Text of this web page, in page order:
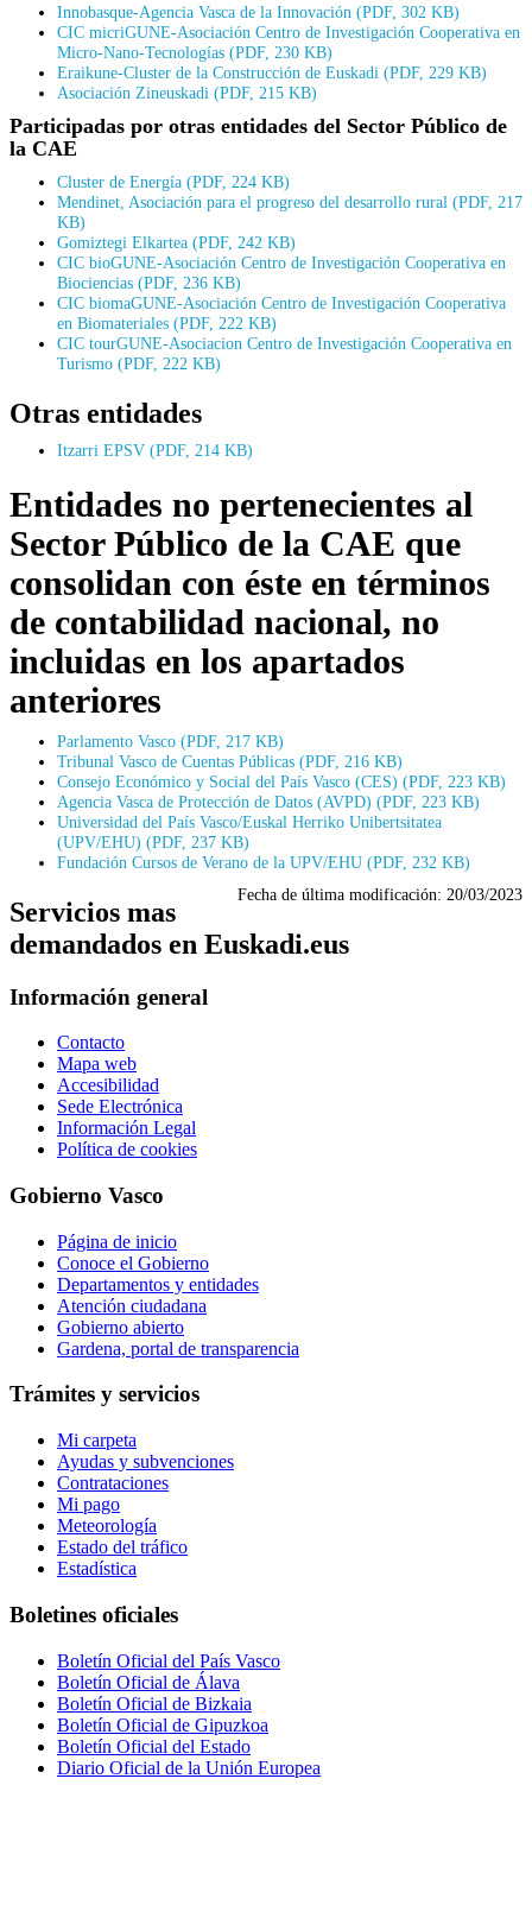
Innobasque-Agencia Vasca de la Innovación (PDF, 302 KB)
CIC micriGUNE-Asociación Centro de Investigación Cooperativa en
Micro-Nano-Tecnologías (PDF, 230 KB)
Eraikune-Cluster de la Construcción de Euskadi (PDF, 229 KB)
Asociación Zineuskadi (PDF, 215 KB)
Participadas por otras entidades del Sector Público de
la CAE
Cluster de Energía (PDF, 224 KB)
Mendinet, Asociación para el progreso del desarrollo rural (PDF, 217
KB)
Gomiztegi Elkartea (PDF, 242 KB)
CIC bioGUNE-Asociación Centro de Investigación Cooperativa en
Biociencias (PDF, 236 KB)
CIC biomaGUNE-Asociación Centro de Investigación Cooperativa
en Biomateriales (PDF, 222 KB)
CIC tourGUNE-Asociacion Centro de Investigación Cooperativa en
Turismo (PDF, 222 KB)
Otras entidades
Itzarri EPSV (PDF, 214 KB)
Entidades no pertenecientes al
Sector Público de la CAE que
consolidan con éste en términos
de contabilidad nacional, no
incluidas en los apartados
anteriores
Parlamento Vasco (PDF, 217 KB)
Tribunal Vasco de Cuentas Públicas (PDF, 216 KB)
Consejo Económico y Social del País Vasco (CES) (PDF, 223 KB)
Agencia Vasca de Protección de Datos (AVPD) (PDF, 223 KB)
Universidad del País Vasco/Euskal Herriko Unibertsitatea
(UPV/EHU) (PDF, 237 KB)
Fundación Cursos de Verano de la UPV/EHU (PDF, 232 KB)
Fecha de última modificación: 20/03/2023
Servicios mas
demandados en Euskadi.eus
Información general
Contacto
Mapa web
Accesibilidad
Sede Electrónica
Información Legal
Política de cookies
Gobierno Vasco
Página de inicio
Conoce el Gobierno
Departamentos y entidades
Atención ciudadana
Gobierno abierto
Gardena, portal de transparencia
Trámites y servicios
Mi carpeta
Ayudas y subvenciones
Contrataciones
Mi pago
Meteorología
Estado del tráfico
Estadística
Boletines oficiales
Boletín Oficial del País Vasco
Boletín Oficial de Álava
Boletín Oficial de Bizkaia
Boletín Oficial de Gipuzkoa
Boletín Oficial del Estado
Diario Oficial de la Unión Europea